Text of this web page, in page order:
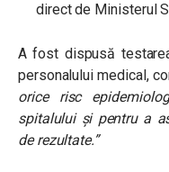
direct de Ministerul
A fost dispusă
personalului medical,
orice risc
spitalului și pentru a
de rezultate.”